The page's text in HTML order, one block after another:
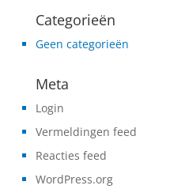
Categorieën
Geen categorieën
Meta
Login
Vermeldingen feed
Reacties feed
WordPress.org